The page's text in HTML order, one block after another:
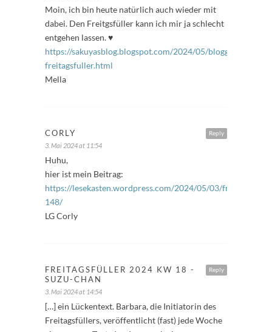
Moin, ich bin heute natürlich auch wieder mit
dabei. Den Freitgsfüller kann ich mir ja schlecht
entgehen lassen. ♥
https://sakuyasblog.blogspot.com/2024/05/bloggeraktion-
freitagsfuller.html
Mella
Reply
CORLY
3. Mai 2024 at 11:54
Huhu,
hier ist mein Beitrag:
https://lesekasten.wordpress.com/2024/05/03/
148/
LG Corly
Reply
FREITAGSFÜLLER 2024 KW 18 -
SUZU-CHAN
3. Mai 2024 at 14:54
[…] ein Lückentext. Barbara, die Initiatorin des
Freitagsfüllers, veröffentlicht (fast) jede Woche